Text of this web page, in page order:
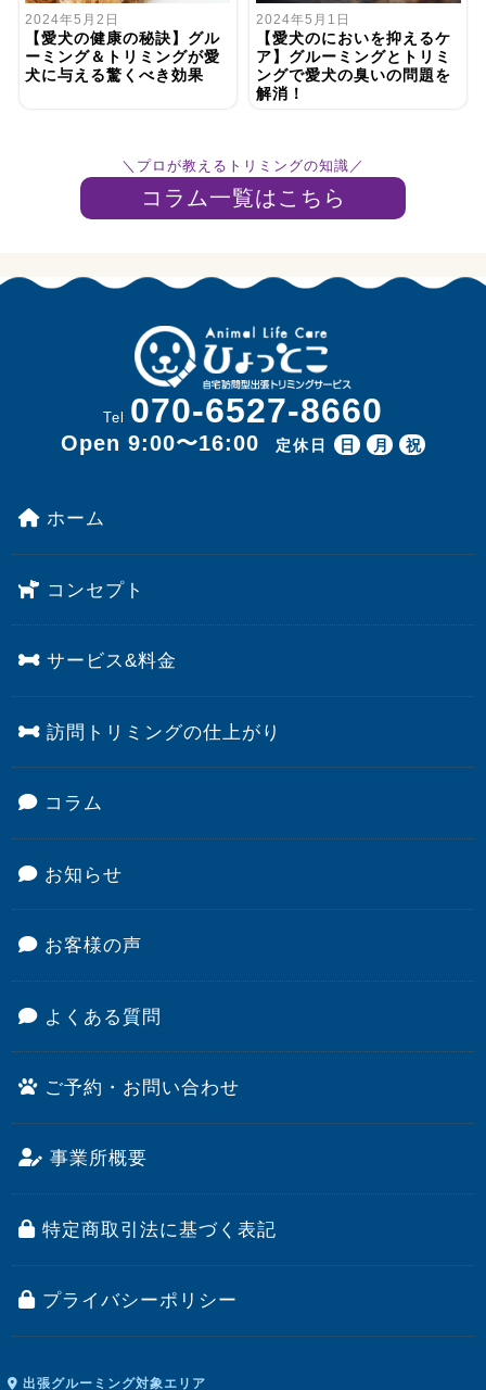
2024年5月2日
【愛犬の健康の秘訣】グル
ーミング＆トリミングが愛
犬に与える驚くべき効果
2024年5月1日
【愛犬のにおいを抑えるケ
ア】グルーミングとトリミ
ングで愛犬の臭いの問題を
解消！
＼プロが教えるトリミングの知識／
コラム一覧はこちら
Tel 070-6527-8660
Open 9:00〜16:00 定休日 日 月 祝
ホーム
コンセプト
サービス&料金
訪問トリミングの仕上がり
コラム
お知らせ
お客様の声
よくある質問
ご予約・お問い合わせ
事業所概要
特定商取引法に基づく表記
プライバシーポリシー
出張グルーミング対象エリア